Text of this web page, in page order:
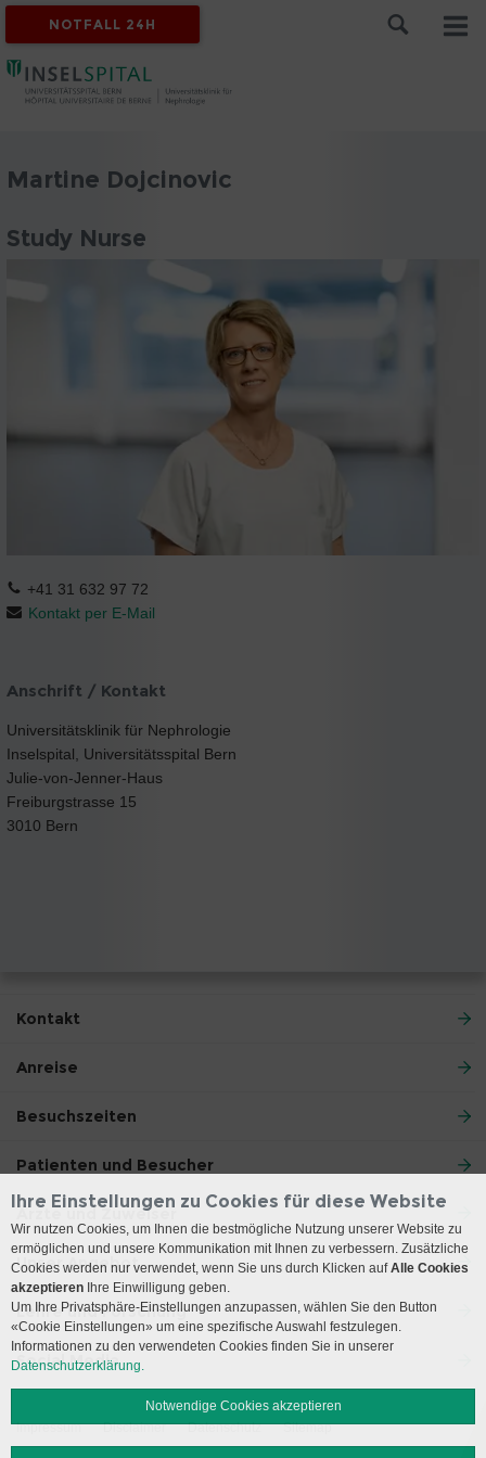
NOTFALL 24H
Martine Dojcinovic
Study Nurse
+41 31 632 97 72
Kontakt per E-Mail
Anschrift / Kontakt
Universitätsklinik für Nephrologie
Inselspital, Universitätsspital Bern
Julie-von-Jenner-Haus
Freiburgstrasse 15
3010 Bern
Kontakt
Anreise
Besuchszeiten
Patienten und Besucher
Ärzte und Zuweiser
Unser Angebot
Lehre und Forschung
Social Media
Impressum Disclaimer Datenschutz Sitemap
Ihre Einstellungen zu Cookies für diese Website
Wir nutzen Cookies, um Ihnen die bestmögliche Nutzung unserer Website zu
ermöglichen und unsere Kommunikation mit Ihnen zu verbessern. Zusätzliche
Cookies werden nur verwendet, wenn Sie uns durch Klicken aufAlle Cookies
akzeptieren Ihre Einwilligung geben.
Um Ihre Privatsphäre-Einstellungen anzupassen, wählen Sie den Button
«Cookie Einstellungen» um eine spezifische Auswahl festzulegen.
Informationen zu den verwendeten Cookies finden Sie in unserer
Datenschutzerklärung.
Notwendige Cookies akzeptieren